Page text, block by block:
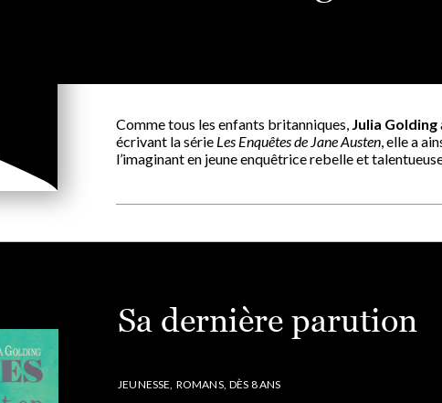
Comme tous les enfants britanniques, Julia Golding
écrivant la série Les Enquêtes de Jane Austen, elle a
l’imaginant en jeune enquêtrice rebelle et
Sa dernière parution
JEUNESSE, ROMANS, DÈS 8 ANS